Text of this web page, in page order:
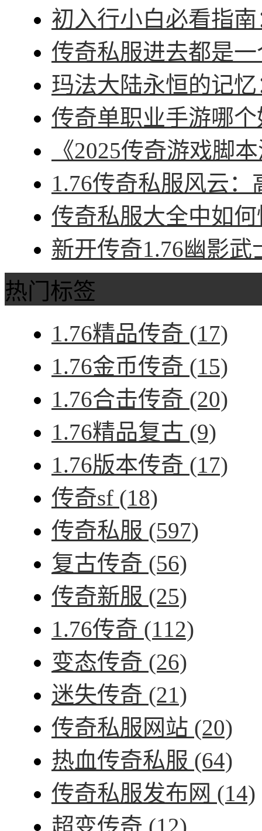
初入行小白必看指
传奇私服进去都是
玛法大陆永恒的记
传奇单职业手游哪
《2025传奇游戏脚
1.76传奇私服风云
传奇私服大全中如
新开传奇1.76幽影
热门标签
1.76精品传奇 (17)
1.76金币传奇 (15)
1.76合击传奇 (20)
1.76精品复古 (9)
1.76版本传奇 (17)
传奇sf (18)
传奇私服 (597)
复古传奇 (56)
传奇新服 (25)
1.76传奇 (112)
变态传奇 (26)
迷失传奇 (21)
传奇私服网站 (20)
热血传奇私服 (64)
传奇私服发布网 (14)